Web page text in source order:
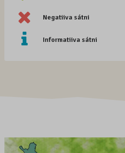
Negatiiva sátni
Informatiiva sátni